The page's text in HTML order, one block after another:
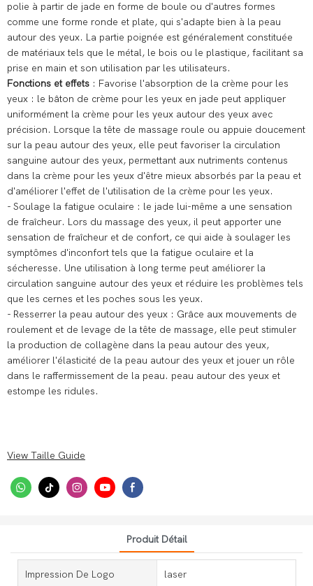
polie à partir de jade en forme de boule ou d'autres formes
comme une forme ronde et plate, qui s'adapte bien à la peau
autour des yeux. La partie poignée est généralement constituée
de matériaux tels que le métal, le bois ou le plastique, facilitant sa
prise en main et son utilisation par les utilisateurs.
Fonctions et effets : Favorise l'absorption de la crème pour les
yeux : le bâton de crème pour les yeux en jade peut appliquer
uniformément la crème pour les yeux autour des yeux avec
précision. Lorsque la tête de massage roule ou appuie doucement
sur la peau autour des yeux, elle peut favoriser la circulation
sanguine autour des yeux, permettant aux nutriments contenus
dans la crème pour les yeux d'être mieux absorbés par la peau et
d'améliorer l'effet de l'utilisation de la crème pour les yeux.
- Soulage la fatigue oculaire : le jade lui-même a une sensation
de fraîcheur. Lors du massage des yeux, il peut apporter une
sensation de fraîcheur et de confort, ce qui aide à soulager les
symptômes d'inconfort tels que la fatigue oculaire et la
sécheresse. Une utilisation à long terme peut améliorer la
circulation sanguine autour des yeux et réduire les problèmes tels
que les cernes et les poches sous les yeux.
- Resserrer la peau autour des yeux : Grâce aux mouvements de
roulement et de levage de la tête de massage, elle peut stimuler
la production de collagène dans la peau autour des yeux,
améliorer l'élasticité de la peau autour des yeux et jouer un rôle
dans le raffermissement de la peau. peau autour des yeux et
estompe les ridules.
View Taille Guide
Produit Détail
Impression De Logo laser